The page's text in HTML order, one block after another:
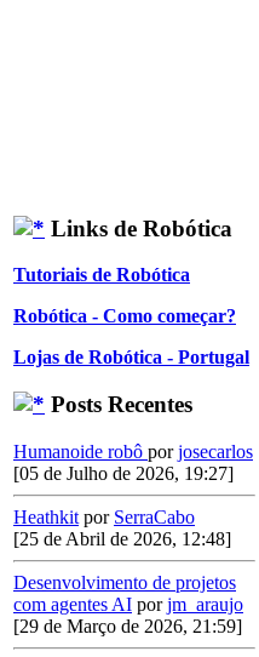
Links de Robótica
Tutoriais de Robótica
Robótica - Como começar?
Lojas de Robótica - Portugal
Posts Recentes
Humanoide robô porjosecarlos
[05 de Julho de 2026, 19:27]
Heathkit por SerraCabo
[25 de Abril de 2026, 12:48]
Desenvolvimento de projetos
com agentes AI porjm_araujo
[29 de Março de 2026, 21:59]